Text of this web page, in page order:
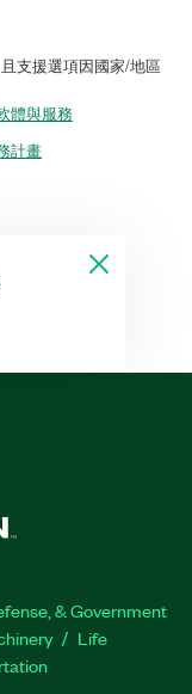
支援選項因國家/地區
體與服務
計畫
& Government
Life